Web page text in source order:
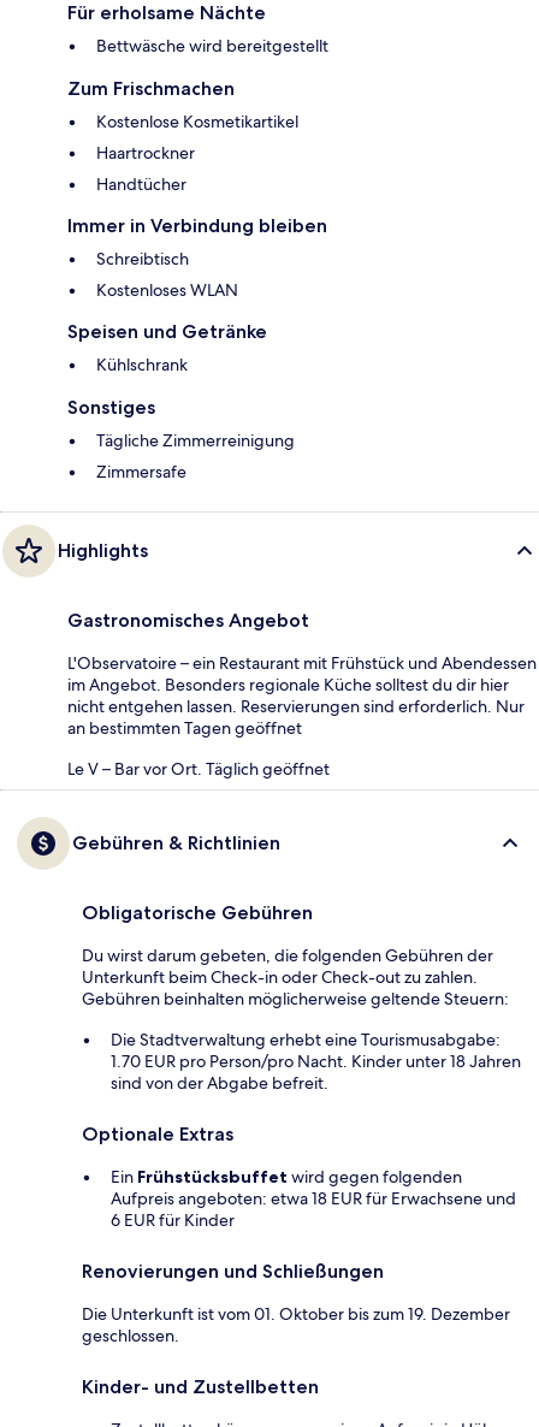
Für erholsame Nächte
Bettwäsche wird bereitgestellt
Zum Frischmachen
Kostenlose Kosmetikartikel
Haartrockner
Handtücher
Immer in Verbindung bleiben
Schreibtisch
Kostenloses WLAN
Speisen und Getränke
Kühlschrank
Sonstiges
Tägliche Zimmerreinigung
Zimmersafe
Highlights
Gastronomisches Angebot
L'Observatoire – ein Restaurant mit Frühstück und Abendessen
im Angebot. Besonders regionale Küche solltest du dir hier
nicht entgehen lassen. Reservierungen sind erforderlich. Nur
an bestimmten Tagen geöffnet
Le V – Bar vor Ort. Täglich geöffnet
Gebühren & Richtlinien
Obligatorische Gebühren
Du wirst darum gebeten, die folgenden Gebühren der
Unterkunft beim Check-in oder Check-out zu zahlen.
Gebühren beinhalten möglicherweise geltende Steuern:
Die Stadtverwaltung erhebt eine Tourismusabgabe:
1.70 EUR pro Person/pro Nacht. Kinder unter 18 Jahren
sind von der Abgabe befreit.
Optionale Extras
Ein Frühstücksbuffet wird gegen folgenden
Aufpreis angeboten: etwa 18 EUR für Erwachsene und
6 EUR für Kinder
Renovierungen und Schließungen
Die Unterkunft ist vom 01. Oktober bis zum 19. Dezember
geschlossen.
Kinder- und Zustellbetten